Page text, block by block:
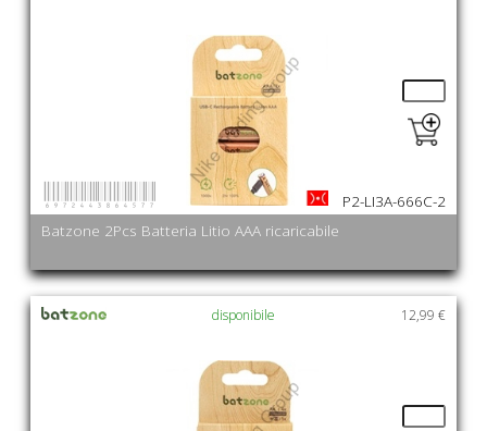
Batzone 2Pcs Batteria Litio AAA ricaricabile
P2-LI3A-666C-2
12,99 €
disponibile